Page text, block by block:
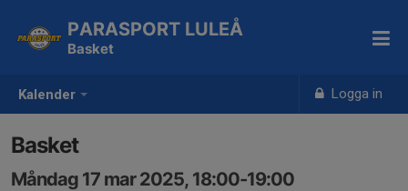
Kalender Logga in
PARASPORT LULEÅ
Basket
Basket
Måndag 17 mar 2025, 18:00-19:00